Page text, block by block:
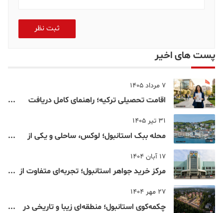
ثبت نظر
پست های اخیر
7 مرداد 1405
اقامت تحصیلی ترکیه؛ راهنمای کامل دریافت
31 تیر 1405
محله ببک استانبول؛ لوکس، ساحلی و یکی از
17 آبان 1404
مرکز خرید جواهر استانبول؛ تجربه‌ای متفاوت از
27 مهر 1404
چکمه‌کوی استانبول؛ منطقه‌ای زیبا و تاریخی در